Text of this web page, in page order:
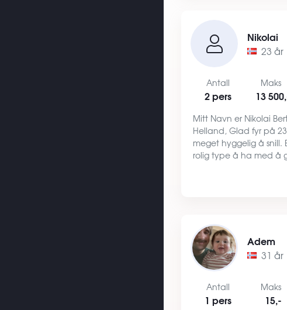
Nikolai
23 år
Antall
2 pers
Maks
13
Mitt Navn er Nikolai
Helland, Glad fyr på
meget hyggelig å snill.
rolig type å ha med å
Adem
31 år
Antall
1 pers
Maks
15,-